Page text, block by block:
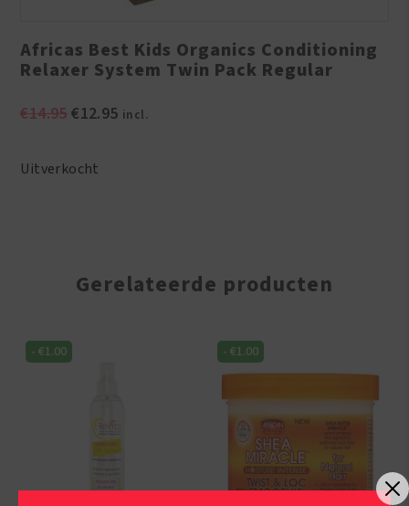
Africas Best Kids Organics Conditioning
Relaxer System Twin Pack Regular
€14.95Oorspronkelijke
€14.95.
€12.95Huidige
incl.
Uitverkocht
Gerelateerde producten
-€1.00 -€1.00